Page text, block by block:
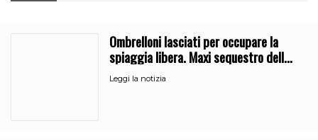
Ombrelloni lasciati per occupare la
spiaggia libera. Maxi sequestro della
Guardia Costiera
Leggi la notizia